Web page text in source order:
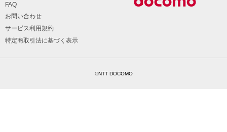
FAQ
お問い合わせ
サービス利用規約
特定商取引法に基づく表示
©NTT DOCOMO